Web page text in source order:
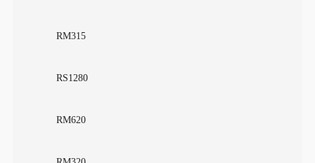
RM315
RS1280
RM620